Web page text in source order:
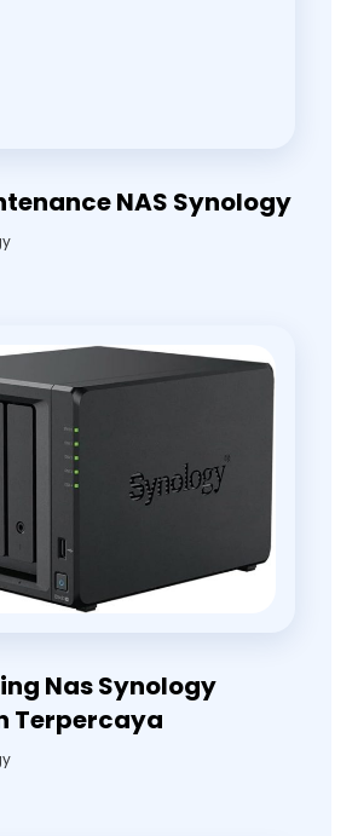
NAS Synology
Nas Synology
Terpercaya